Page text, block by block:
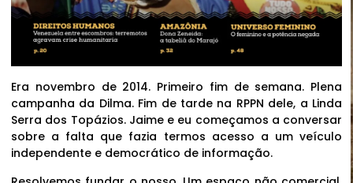
Era novembro de 2014. Primeiro fim de semana. Plena
campanha da Dilma. Fim de tarde na RPPN dele, a Linda
Serra dos Topázios. Jaime e eu começamos a conversar
sobre a falta que fazia termos acesso a um veículo
independente e democrático de informação.